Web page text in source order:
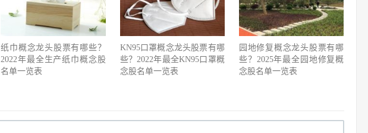
纸巾概念龙头股票有哪些？
2022年最全生产纸巾概念股
名单一览表
KN95口罩概念龙头股票有哪
些？2022年最全KN95口罩概
念股名单一览表
园地修复概念龙头股票有哪
些？2025年最全园地修复概
念股名单一览表